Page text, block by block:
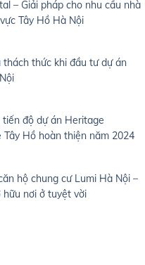
– Giải pháp cho nhu cầu nhà
Tây Hồ Hà Nội
thách thức khi đầu tư dự án
tiến độ dự án Heritage
Tây Hồ hoàn thiện năm 2024
hộ chung cư Lumi Hà Nội –
hữu nơi ở tuyệt vời